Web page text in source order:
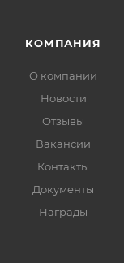
КОМПАНИЯ
О компании
Новости
Отзывы
Вакансии
Контакты
Документы
Награды